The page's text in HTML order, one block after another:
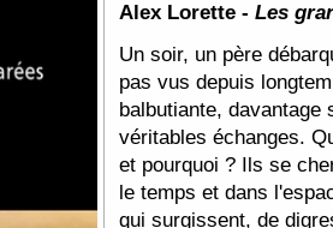
Alex Lorette - Les
Un soir, un père
pas vus depuis
balbutiante,
véritables échanges.
et pourquoi ? Ils se
le temps et dans
qui surgissent, de